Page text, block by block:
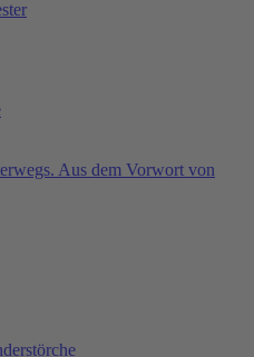
Aus dem Vorwort von